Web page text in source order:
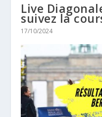
Live
suivez la
17/10/2024